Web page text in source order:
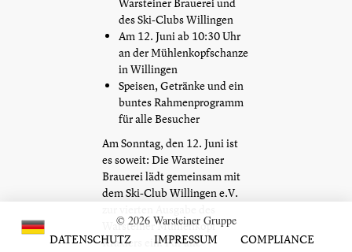
des Ski-Clubs Willingen
Am 12. Juni ab 10:30 Uhr
an der Mühlenkopfschanze
in Willingen
Speisen, Getränke und ein
buntes Rahmenprogramm
für alle Besucher
Am Sonntag, den 12. Juni ist
es soweit: Die Warsteiner
Brauerei lädt gemeinsam mit
dem Ski-Club Willingen e.V.
Warsteiner Mühlenkopf
Kraxlers ein. Für alle
© 2026 Warsteiner Gruppe
DATENSCHUTZ
IMPRESSUM COMPLIANCE